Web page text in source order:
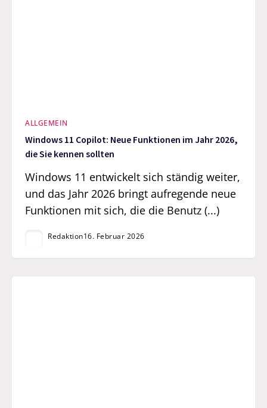
ALLGEMEIN
Windows 11 Copilot: Neue Funktionen im Jahr 2026,
die Sie kennen sollten
Windows 11 entwickelt sich ständig weiter,
und das Jahr 2026 bringt aufregende neue
Funktionen mit sich, die die Benutz (...)
Redaktion16. Februar 2026